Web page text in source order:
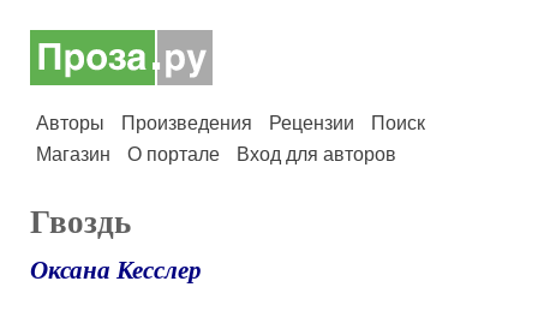
Авторы Произведения Рецензии
Поиск
Магазин
О портале Вход для авторов
Гвоздь
Оксана Кесслер